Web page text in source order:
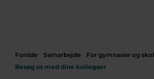
Forside Samarbejde
For gymnasier og
Besøg os med dine kollegaer